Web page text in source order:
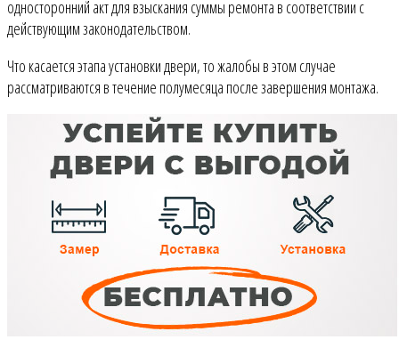
односторонний акт для взыскания суммы ремонта в соответствии с
действующим законодательством.
Что касается этапа установки двери, то жалобы в этом случае
рассматриваются в течение полумесяца после завершения монтажа.